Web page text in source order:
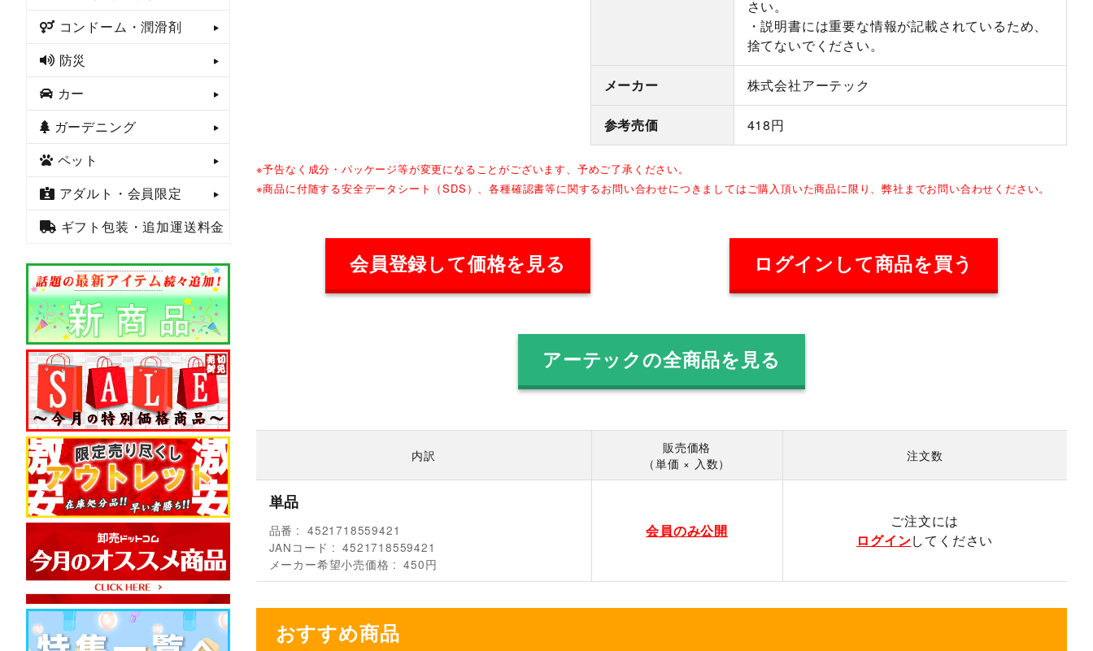
さい。
・説明書には重要な情報が記載されているため、
捨てないでください。
メーカー 株式会社アーテック
参考売価 418円
※予告なく成分・パッケージ等が変更になることがございます、予めご了承ください。
※商品に付随する安全データシート（SDS）、各種確認書等に関するお問い合わせにつきましてはご購入頂いた商品に限り、弊社までお問い合わせください。
会員登録して価格を見る ログインして商品を買う
アーテックの全商品を見る
内訳
販売価格
（単価 × 入数）
注文数
単品
品番
4521718559421
JANコード
4521718559421
メーカー希望小売価格
450円
会員のみ公開
ご注文には
ログインしてください
おすすめ商品
コンドーム・潤滑剤
防災
カー
ガーデニング
ペット
アダルト・会員限定
ギフト包装・追加運送料金